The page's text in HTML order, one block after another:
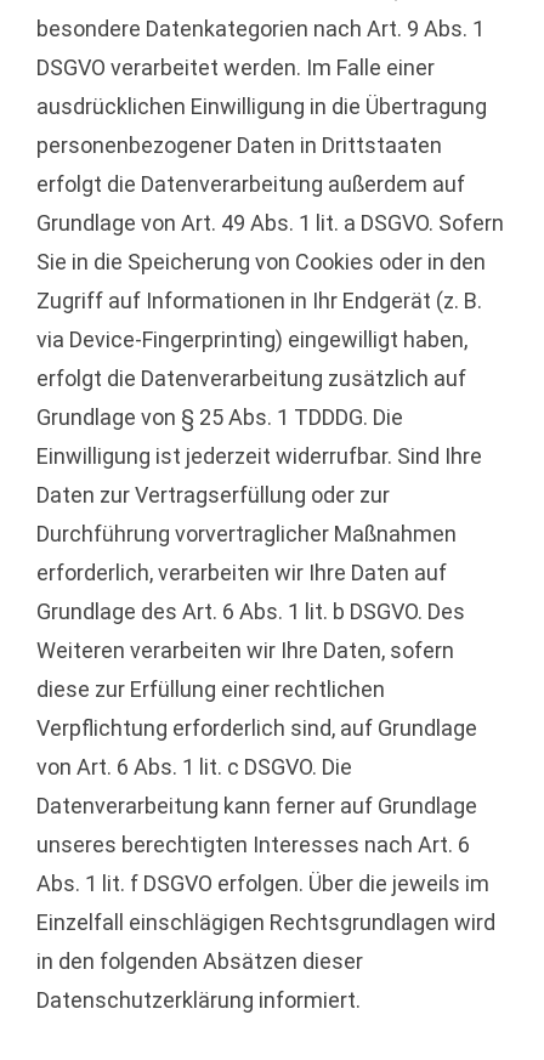
besondere Datenkategorien nach Art. 9 Abs. 1
DSGVO verarbeitet werden. Im Falle einer
ausdrücklichen Einwilligung in die Übertragung
personenbezogener Daten in Drittstaaten
erfolgt die Datenverarbeitung außerdem auf
Grundlage von Art. 49 Abs. 1 lit. a DSGVO. Sofern
Sie in die Speicherung von Cookies oder in den
Zugriff auf Informationen in Ihr Endgerät (z. B.
via Device-Fingerprinting) eingewilligt haben,
erfolgt die Datenverarbeitung zusätzlich auf
Grundlage von § 25 Abs. 1 TDDDG. Die
Einwilligung ist jederzeit widerrufbar. Sind Ihre
Daten zur Vertragserfüllung oder zur
Durchführung vorvertraglicher Maßnahmen
erforderlich, verarbeiten wir Ihre Daten auf
Grundlage des Art. 6 Abs. 1 lit. b DSGVO. Des
Weiteren verarbeiten wir Ihre Daten, sofern
diese zur Erfüllung einer rechtlichen
Verpflichtung erforderlich sind, auf Grundlage
von Art. 6 Abs. 1 lit. c DSGVO. Die
Datenverarbeitung kann ferner auf Grundlage
unseres berechtigten Interesses nach Art. 6
Abs. 1 lit. f DSGVO erfolgen. Über die jeweils im
Einzelfall einschlägigen Rechtsgrundlagen wird
in den folgenden Absätzen dieser
Datenschutzerklärung informiert.